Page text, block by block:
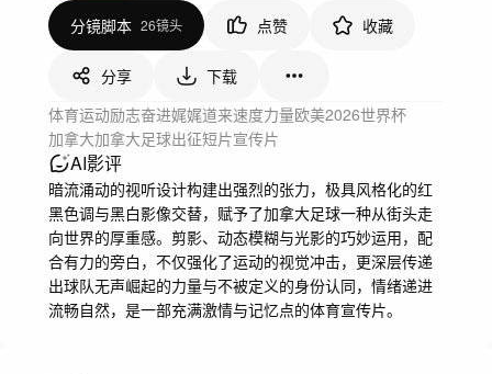
分镜脚本 26镜头 点赞 收藏
分享
下载
体育运动励志奋进娓娓道来速度力量欧美2026世界杯
加拿大加拿大足球出征短片宣传片
AI影评
暗流涌动的视听设计构建出强烈的张力，极具风格化的红
黑色调与黑白影像交替，赋予了加拿大足球一种从街头走
向世界的厚重感。剪影、动态模糊与光影的巧妙运用，配
合有力的旁白，不仅强化了运动的视觉冲击，更深层传递
出球队无声崛起的力量与不被定义的身份认同，情绪递进
流畅自然，是一部充满激情与记忆点的体育宣传片。